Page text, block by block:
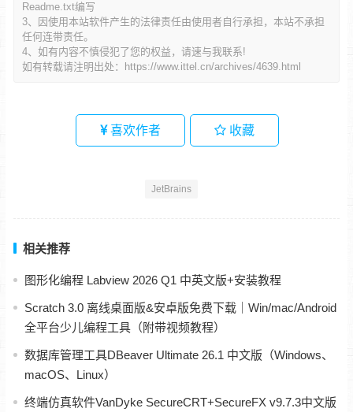
Readme.txt编写
3、因使用本站软件产生的法律责任由使用者自行承担，本站不承担
任何连带责任。
4、如有内容不慎侵犯了您的权益，请速与我联系!
如有转载请注明出处：
https://www.ittel.cn/archives/4639.html
喜欢作者 收藏
JetBrains
相关推荐
图形化编程 Labview 2026 Q1 中英文版+安装教程
Scratch 3.0 离线桌面版&安卓版免费下载｜Win/mac/Android
全平台少儿编程工具（附带视频教程）
数据库管理工具DBeaver Ultimate 26.1 中文版（Windows、
macOS、Linux）
终端仿真软件VanDyke SecureCRT+SecureFX v9.7.3中文版